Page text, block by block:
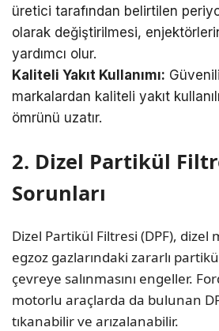
üretici tarafından belirtilen
olarak değiştirilmesi,
yardımcı olur.
Kaliteli Yakıt Kullanımı:
markalardan kaliteli yakıt
ömrünü uzatır.
2. Dizel Partikül
Sorunları
Dizel Partikül Filtresi (DPF), dizel
egzoz gazlarındaki zararlı
çevreye salınmasını engeller.
motorlu araçlarda da bulunan
tıkanabilir ve arızalanabilir.